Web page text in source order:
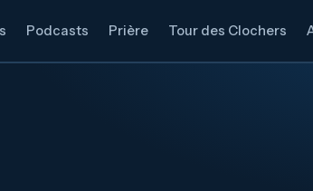
Podcasts Prière Tour des Clochers